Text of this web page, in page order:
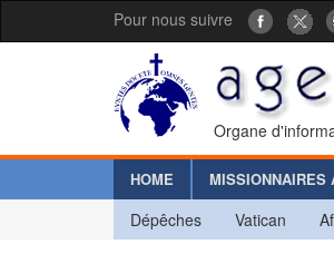
Pour nous suivre
Organe
HOME MISSIONNAIRES
Dépêches Vatican